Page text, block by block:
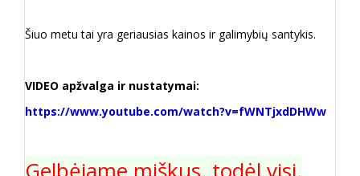
Šiuo metu tai yra geriausias kainos ir galimybių santykis.
VIDEO apžvalga ir nustatymai:
https://www.youtube.com/watch?v=fWNTjxdDHWw